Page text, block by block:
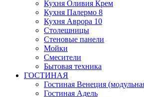
Кухня Оливия Крем
Кухня Палермо 8
Кухня Аврора 10
Столешницы
Стеновые панели
Мойки
Смесители
Бытовая техника
ГОСТИНАЯ
Гостиная Венеция
Гостиная Адель